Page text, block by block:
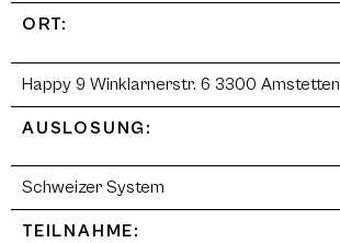
ORT:
Happy 9 Winklarnerstr. 6 3300 Amstetten
AUSLOSUNG:
Schweizer System
TEILNAHME: